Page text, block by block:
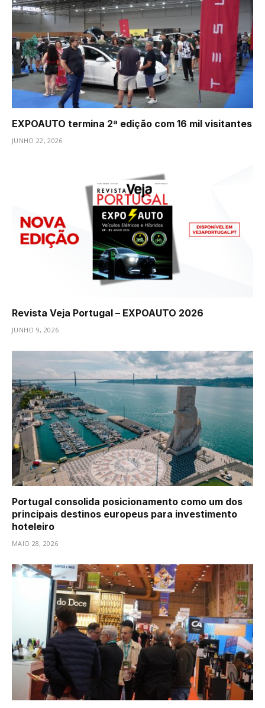
EXPOAUTO termina 2ª edição com 16 mil visitantes
JUNHO 22, 2026
Revista Veja Portugal – EXPOAUTO 2026
JUNHO 9, 2026
Portugal consolida posicionamento como um dos
principais destinos europeus para investimento
hoteleiro
MAIO 28, 2026